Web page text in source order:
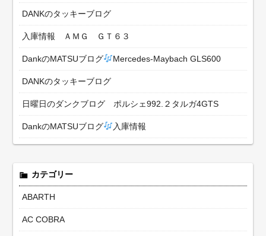
DANKのタッキーブログ
入庫情報 ＡＭＧ ＧＴ６３
DankのMATSUブログ Mercedes-Maybach GLS600
DANKのタッキーブログ
日曜日のダンクブログ ポルシェ992.２タルガ4GTS
DankのMATSUブログ 入庫情報
カテゴリー
ABARTH
AC COBRA